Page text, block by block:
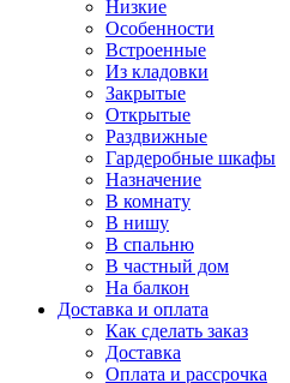
Низкие
Особенности
Встроенные
Из кладовки
Закрытые
Открытые
Раздвижные
Гардеробные шкафы
Назначение
В комнату
В нишу
В спальню
В частный дом
На балкон
Доставка и оплата
Как сделать заказ
Доставка
Оплата и рассрочка